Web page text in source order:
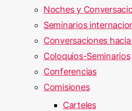
Noches y
Seminarios
Conversaciones
Coloquios-Seminarios
Conferencias
Comisiones
Carteles